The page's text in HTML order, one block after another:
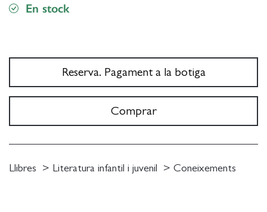
En stock
Reserva. Pagament a la botiga
Comprar
Llibres Literatura infantil i juvenil Coneixements